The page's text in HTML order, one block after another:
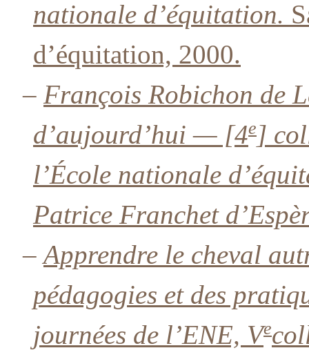
nationale d’équitation.
d’équitation, 2000.
– François Robichon de
d’aujourd’hui — [4e]
l’École nationale
Patrice Franchet
–Apprendre le cheval
pédagogies et des
journées de l’ENE, Ve